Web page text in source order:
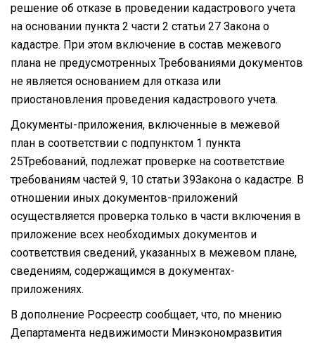
решение об отказе в проведении кадастрового учета
на основании пункта 2 части 2 статьи 27 Закона о
кадастре. При этом включение в состав межевого
плана не предусмотренных Требованиями документов
не является основанием для отказа или
приостановления проведения кадастрового учета.
Документы-приложения, включенные в межевой
план в соответствии с подпунктом 1 пункта
25Требований, подлежат проверке на соответствие
требованиям частей 9, 10 статьи 39Закона о кадастре. В
отношении иных документов-приложений
осуществляется проверка только в части включения в
приложение всех необходимых документов и
соответствия сведений, указанных в межевом плане,
сведениям, содержащимся в документах-
приложениях.
В дополнение Росреестр сообщает, что, по мнению
Департамента недвижимости Минэкономразвития